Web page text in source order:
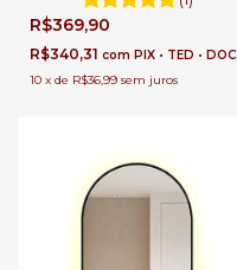
Banheiro, Penteadeira, Salão de
Beleza e Lojas
R$369,90
R$340,31 com PIX • TED • DOC
10 x de R$36,99 sem juros